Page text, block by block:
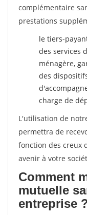
complémentaire
prestations
le tiers-
des services
ménagère,
des
charge de
L'utilisation de
permettra de
fonction des creux
avenir à votre
Comment
mutuelle
entreprise